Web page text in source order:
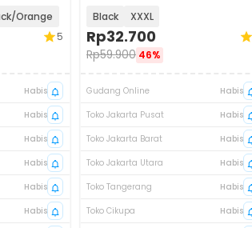
Orange
5
Habis
Habis
Habis
Habis
Habis
Habis
Black
XXXL
Rp32.700
Rp59.900 46%
Gudang Online
Habis
Toko Jakarta Pusat
Habis
Toko Jakarta Barat
Habis
Toko Jakarta Utara
Habis
Toko Tangerang
Habis
Toko Cikupa
Habis